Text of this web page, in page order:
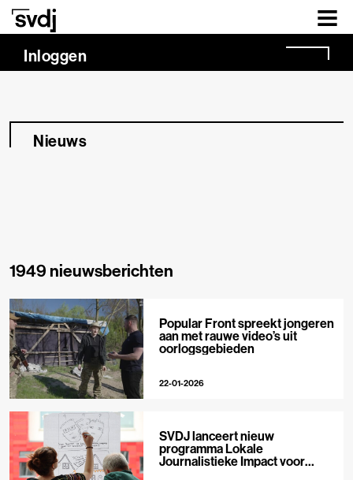
Naar hoofdinhoud
Inloggen
Nieuws
1949 nieuwsberichten
Popular Front spreekt jongeren
aan met rauwe video’s uit
oorlogsgebieden
22-01-2026
SVDJ lanceert nieuw
programma Lokale
Journalistieke Impact voor